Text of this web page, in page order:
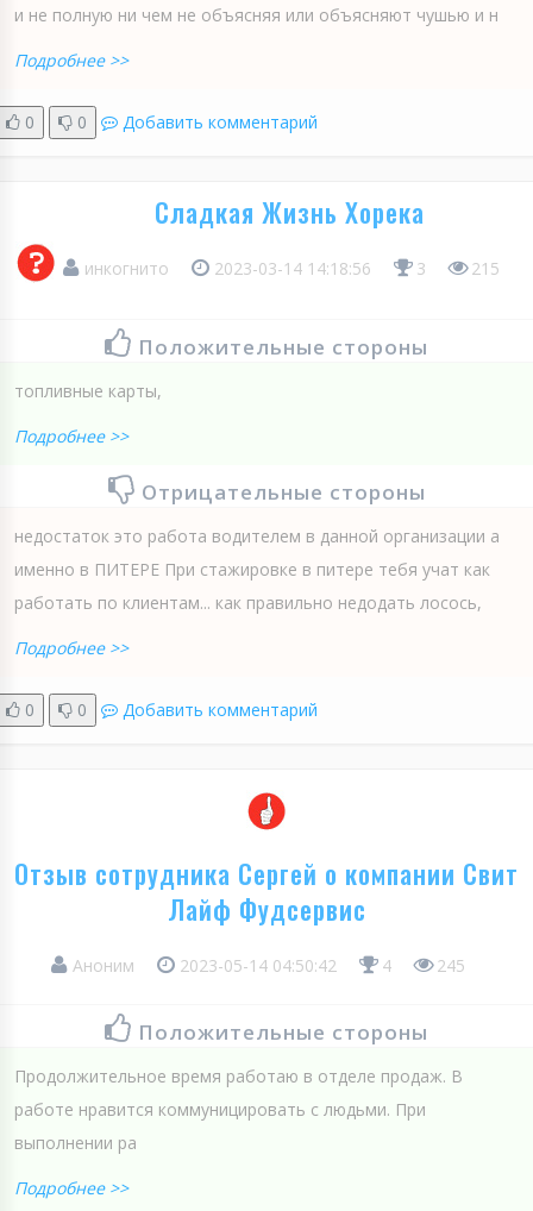
и не полную ни чем не объясняя или объясняют чушью и н
Подробнее >>
0 0 Добавить комментарий
Сладкая Жизнь Хорека
инкогнито 2023-03-14 14:18:56 3 215
Положительные стороны
топливные карты,
Подробнее >>
Отрицательные стороны
недостаток это работа водителем в данной организации а
именно в ПИТЕРЕ При стажировке в питере тебя учат как
работать по клиентам... как правильно недодать лосось,
Подробнее >>
0 0 Добавить комментарий
Отзыв сотрудника Сергей о компании Свит
Лайф Фудсервис
Аноним 2023-05-14 04:50:42 4 245
Положительные стороны
Продолжительное время работаю в отделе продаж. В
работе нравится коммуницировать с людьми. При
выполнении ра
Подробнее >>